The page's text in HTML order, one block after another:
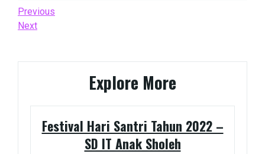
Post
navigation
Previous
Post
Previous
Next
Next
Explore More
Festival Hari Santri Tahun 2022 –
SD IT Anak Sholeh